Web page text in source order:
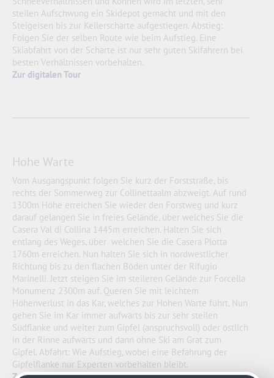
steilen Aufschwung ein Skidepot gemacht und mit den
Steigeisen bis zur Kellerscharte aufgestiegen. Abstieg:
Folgen Sie der selben Route wie beim Aufstieg. Eine
Skiabfahrt von der Scharte ist nur sehr guten Skifahrern bei
besten Verhältnissen vorbehalten.
Zur digitalen Tour
Hohe Warte
Vom Ausgangspunkt folgen Sie kurz der Forststraße, bis
rechts der Sommerweg zur Collinettaalm abzweigt. Auf rund
1300m Höhe erreichen Sie wieder den Forstweg und kurz
darauf gelangen Sie in freies Gelände, über welches Sie die
Casera Val di Collina 1445m erreichen. Halten Sie sich
entlang des Weges, über welchen Sie die Casera Plotta
1760m erreichen. Nun halten Sie sich in nordwestlicher
Richtung bis zu den flachen Böden unter der Rifugio
Marinelli. Jetzt steigen Sie im steileren Gelände zur Forcella
Monumenz 2300m auf. Queren Sie mit leichtem
Höhenverlust in das Kar, welches zur Hohen Warte führt. Nun
gehen Sie im Kar immer aufwärts bis zur sehr steilen
Südflanke und weiter zum Gipfel (anspruchsvoll) oder östlich
in der Rinne aufwärts und dann ohne Ski am Grat zum
Gipfel. Abfahrt: Wie Aufstieg, wobei eine Befahrung der
Gipfelflanke nur Experten vorbehalten bleibt.